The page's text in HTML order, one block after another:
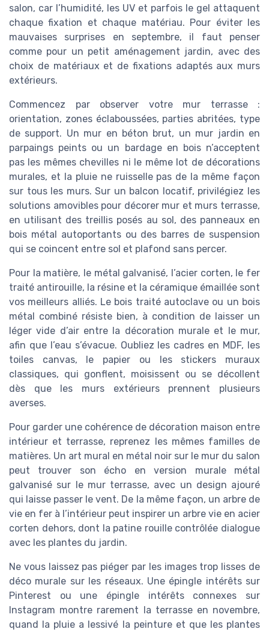
salon, car l’humidité, les UV et parfois le gel attaquent
chaque fixation et chaque matériau. Pour éviter les
mauvaises surprises en septembre, il faut penser
comme pour un petit aménagement jardin, avec des
choix de matériaux et de fixations adaptés aux murs
extérieurs.
Commencez par observer votre mur terrasse :
orientation, zones éclaboussées, parties abritées, type
de support. Un mur en béton brut, un mur jardin en
parpaings peints ou un bardage en bois n’acceptent
pas les mêmes chevilles ni le même lot de décorations
murales, et la pluie ne ruisselle pas de la même façon
sur tous les murs. Sur un balcon locatif, privilégiez les
solutions amovibles pour décorer mur et murs terrasse,
en utilisant des treillis posés au sol, des panneaux en
bois métal autoportants ou des barres de suspension
qui se coincent entre sol et plafond sans percer.
Pour la matière, le métal galvanisé, l’acier corten, le fer
traité antirouille, la résine et la céramique émaillée sont
vos meilleurs alliés. Le bois traité autoclave ou un bois
métal combiné résiste bien, à condition de laisser un
léger vide d’air entre la décoration murale et le mur,
afin que l’eau s’évacue. Oubliez les cadres en MDF, les
toiles canvas, le papier ou les stickers muraux
classiques, qui gonflent, moisissent ou se décollent
dès que les murs extérieurs prennent plusieurs
averses.
Pour garder une cohérence de décoration maison entre
intérieur et terrasse, reprenez les mêmes familles de
matières. Un art mural en métal noir sur le mur du salon
peut trouver son écho en version murale métal
galvanisé sur le mur terrasse, avec un design ajouré
qui laisse passer le vent. De la même façon, un arbre de
vie en fer à l’intérieur peut inspirer un arbre vie en acier
corten dehors, dont la patine rouille contrôlée dialogue
avec les plantes du jardin.
Ne vous laissez pas piéger par les images trop lisses de
déco murale sur les réseaux. Une épingle intérêts sur
Pinterest ou une épingle intérêts connexes sur
Instagram montre rarement la terrasse en novembre,
quand la pluie a lessivé la peinture et que les plantes